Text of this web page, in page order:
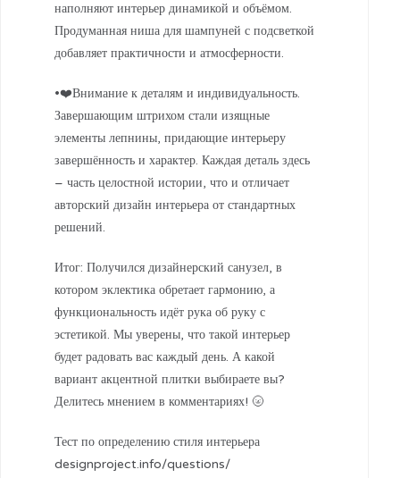
наполняют интерьер динамикой и объёмом.
Продуманная ниша для шампуней с подсветкой
добавляет практичности и атмосферности.
•❤️Внимание к деталям и индивидуальность.
Завершающим штрихом стали изящные
элементы лепнины, придающие интерьеру
завершённость и характер. Каждая деталь здесь
– часть целостной истории, что и отличает
авторский дизайн интерьера от стандартных
решений.
Итог: Получился дизайнерский санузел, в
котором эклектика обретает гармонию, а
функциональность идёт рука об руку с
эстетикой. Мы уверены, что такой интерьер
будет радовать вас каждый день. А какой
вариант акцентной плитки выбираете вы?
Делитесь мнением в комментариях! 🌝
Тест по определению стиля интерьера
designproject.info/questions/